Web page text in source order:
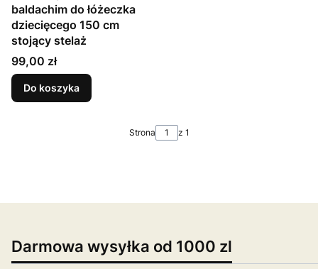
baldachim do łóżeczka
dziecięcego 150 cm
stojący stelaż
Cena
99,00 zł
Do koszyka
Strona z 1
Darmowa wysyłka od 1000 zl